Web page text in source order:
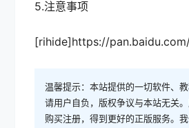
5.注意事项
[rihide]https://
温馨提示：本站提供的一切软件、
请用户自负，版权争议与本站无关
购买注册，得到更好的正版服务。